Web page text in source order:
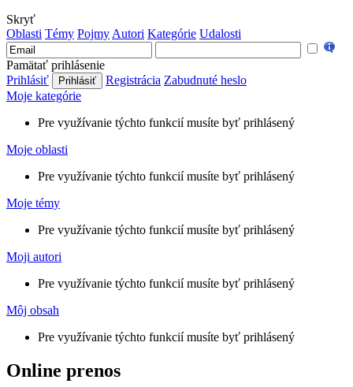
Skryť
Oblasti Témy Pojmy Autori Kategórie Udalosti
Pamätať prihlásenie
Prihlásiť
Registrácia Zabudnuté heslo
Moje kategórie
Pre využívanie týchto funkcií musíte byť prihlásený
Moje oblasti
Pre využívanie týchto funkcií musíte byť prihlásený
Moje témy
Pre využívanie týchto funkcií musíte byť prihlásený
Moji autori
Pre využívanie týchto funkcií musíte byť prihlásený
Môj obsah
Pre využívanie týchto funkcií musíte byť prihlásený
Online prenos